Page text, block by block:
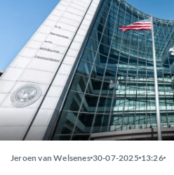
Jeroen van Welsenes 30-07-2025 13:26